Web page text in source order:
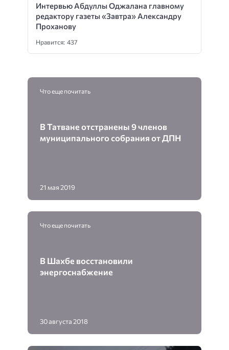
Интервью Абдуллы Оджалана главному
редактору газеты «Завтра» Александру
Проханову
Нравится: 437
Что еще почитать
В Татване отстранены 9 членов
муниципального собрания от ДПН
21 мая 2019
Что еще почитать
В Шахбе восстановили
энергоснабжение
30 августа 2018